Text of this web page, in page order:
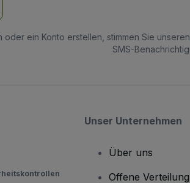
oder ein Konto erstellen, stimmen Sie unseren
SMS-
Unser Unternehmen
Über uns
Offene Verteilung